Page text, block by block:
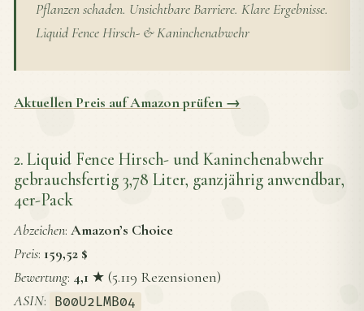
Pflanzen schaden. Unsichtbare Barriere. Klare Ergebnisse.
Liquid Fence Hirsch- & Kaninchenabwehr
Aktuellen Preis auf Amazon prüfen →
2. Liquid Fence Hirsch- und Kaninchenabwehr
gebrauchsfertig 3,78 Liter, ganzjährig anwendbar,
4er-Pack
Abzeichen: Amazon’s Choice
Preis: 159,52 $
Bewertung: 4,1 ★ (5.119 Rezensionen)
ASIN: B00U2LMB04